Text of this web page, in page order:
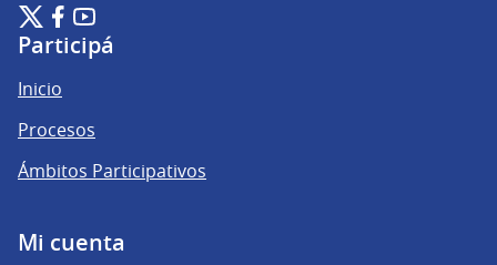
- TEST - Plataforma de Participación Ciudadana Digital en X
(Enlace externo)
- TEST - Plataforma de Participación Ciudadana Digital en
(Enlace externo)
- TEST - Plataforma de Participación Ciudadana Digital
(Enlace externo)
Participá
Inicio
Procesos
Ámbitos Participativos
Mi cuenta